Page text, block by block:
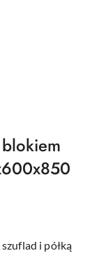
i półką